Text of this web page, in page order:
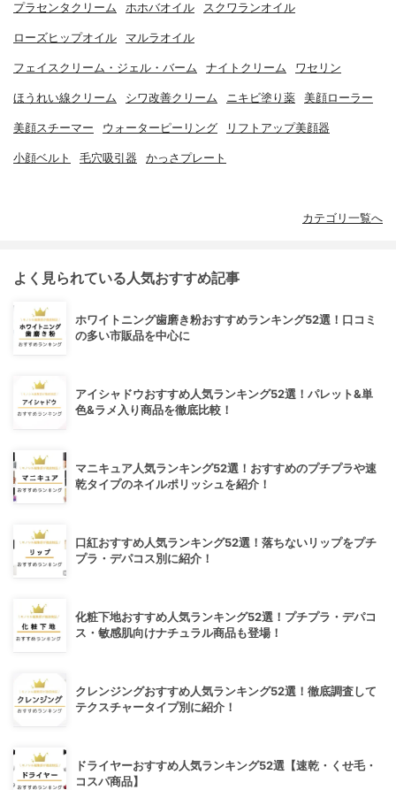
プラセンタクリーム ホホバオイル スクワランオイル
ローズヒップオイル マルラオイル
フェイスクリーム・ジェル・バーム ナイトクリーム ワセリン
ほうれい線クリーム シワ改善クリーム ニキビ塗り薬 美顔ローラー
美顔スチーマー ウォーターピーリング リフトアップ美顔器
小顔ベルト 毛穴吸引器 かっさプレート
カテゴリ一覧へ
よく見られている人気おすすめ記事
ホワイトニング歯磨き粉おすすめランキング52選！口コミ
の多い市販品を中心に
アイシャドウおすすめ人気ランキング52選！パレット&単
色&ラメ入り商品を徹底比較！
マニキュア人気ランキング52選！おすすめのプチプラや速
乾タイプのネイルポリッシュを紹介！
口紅おすすめ人気ランキング52選！落ちないリップをプチ
プラ・デパコス別に紹介！
化粧下地おすすめ人気ランキング52選！プチプラ・デパコ
ス・敏感肌向けナチュラル商品も登場！
クレンジングおすすめ人気ランキング52選！徹底調査して
テクスチャータイプ別に紹介！
ドライヤーおすすめ人気ランキング52選【速乾・くせ毛・
コスパ商品】